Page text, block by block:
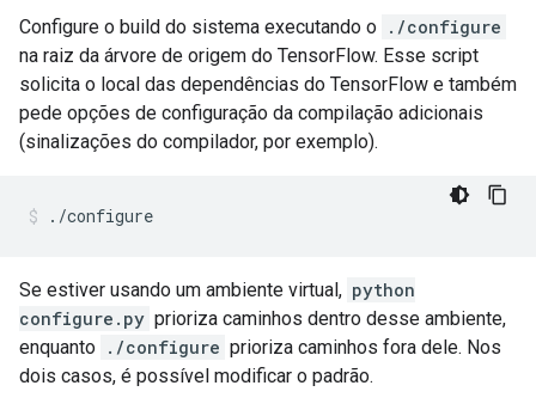
Configure o build do sistema executando o ./configure
na raiz da árvore de origem do TensorFlow. Esse script
solicita o local das dependências do TensorFlow e também
pede opções de configuração da compilação adicionais
(sinalizações do compilador, por exemplo).
Se estiver usando um ambiente virtual, python
configure.py prioriza caminhos dentro desse ambiente,
enquanto ./configure prioriza caminhos fora dele. Nos
dois casos, é possível modificar o padrão.